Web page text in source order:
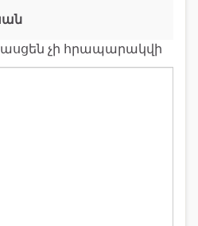
չի հրապարակվի